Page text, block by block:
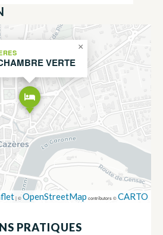
VERTE
×
|©OpenStreetMap contributors ©CARTO
PRATIQUES